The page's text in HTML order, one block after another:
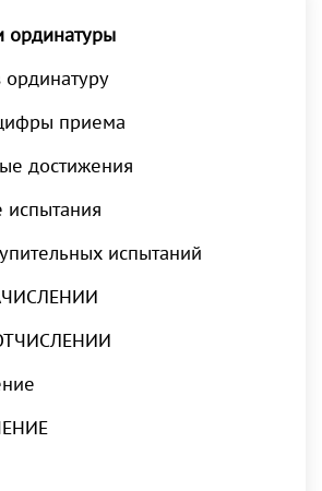
ординатуры
ординатуру
приема
достижения
испытания
испытаний